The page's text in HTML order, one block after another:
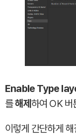
Enable Type
를해제하여 OK 버
이렇게 간단하게